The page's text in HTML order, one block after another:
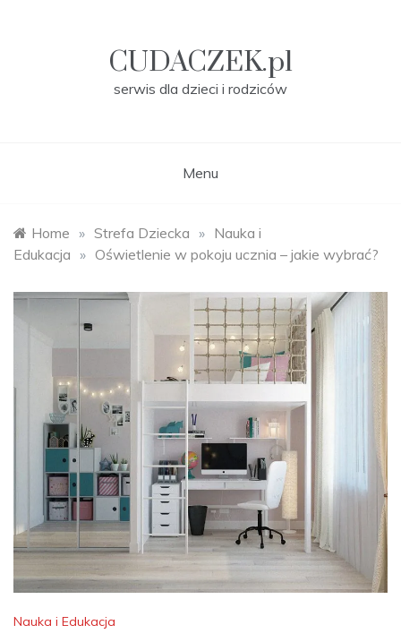
CUDACZEK.pl
serwis dla dzieci i rodziców
Menu
Home » Strefa Dziecka » Nauka i
Edukacja » Oświetlenie w pokoju ucznia – jakie wybrać?
Nauka i Edukacja